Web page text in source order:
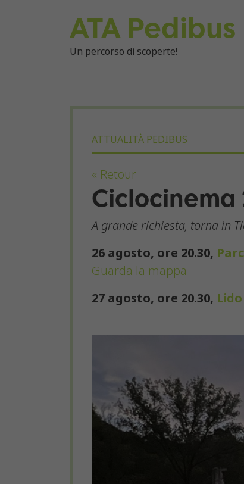
ATA Pedibus
Un percorso di scoperte!
ATTUALITÀ PEDIBUS
« Retour
Ciclocinema
A grande richiesta, torna in
26 agosto, ore 20.30,
Guarda la mappa
27 agosto, ore 20.30,